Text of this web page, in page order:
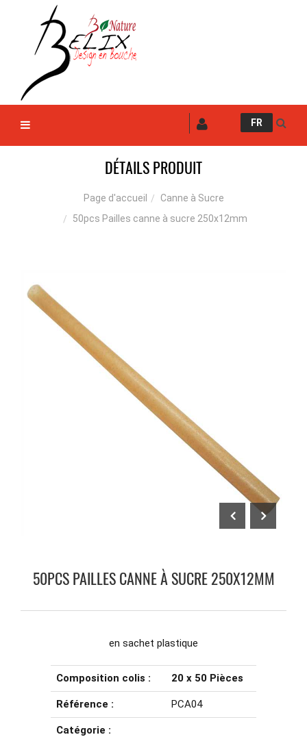
FR
DÉTAILS PRODUIT
Page d'accueil
Canne à Sucre
50pcs Pailles canne à sucre 250x12mm
50PCS PAILLES CANNE À SUCRE 250X12MM
en sachet plastique
Composition colis : 20 x 50 Pièces
Référence : PCA04
Catégorie :